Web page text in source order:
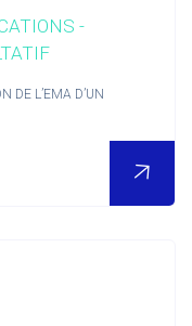
-
DE L’EMA D’UN